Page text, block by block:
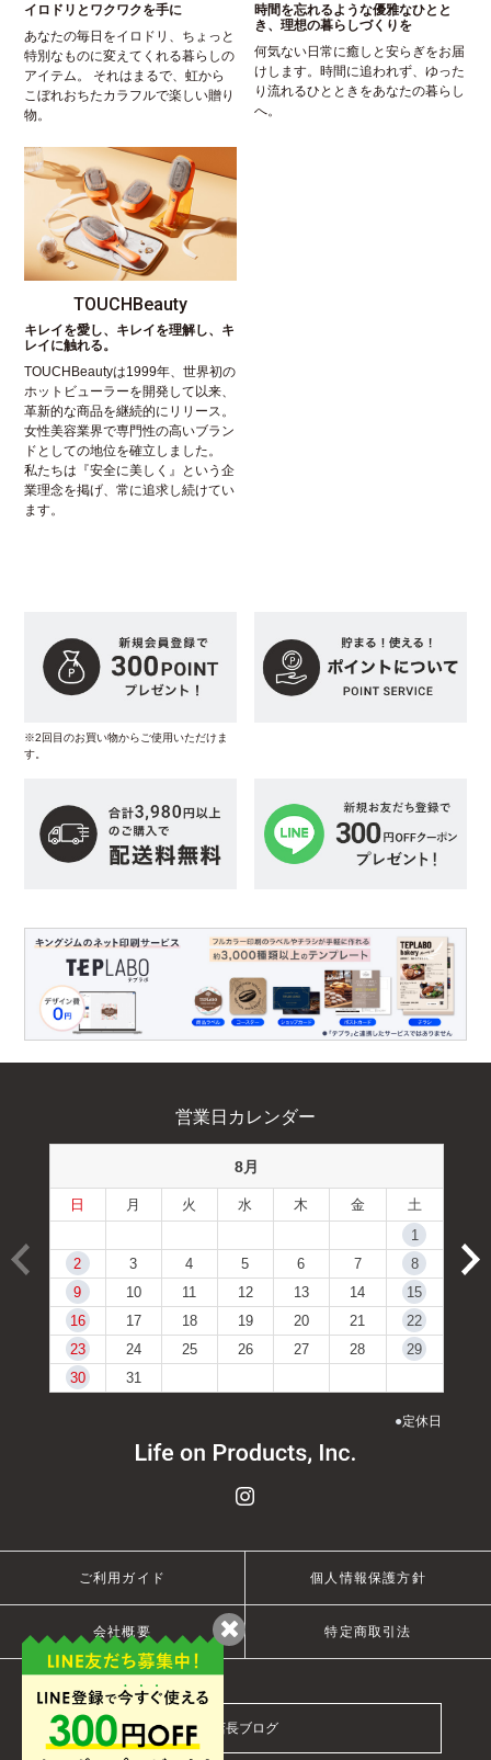
イロドリとワクワクを手に
あなたの毎日をイロドリ、ちょっと
特別なものに変えてくれる暮らしの
アイテム。 それはまるで、虹から
こぼれおちたカラフルで楽しい贈り
物。
時間を忘れるような優雅なひとと
き、理想の暮らしづくりを
何気ない日常に癒しと安らぎをお届
けします。時間に追われず、ゆった
り流れるひとときをあなたの暮らし
へ。
TOUCHBeauty
キレイを愛し、キレイを理解し、キ
レイに触れる。
TOUCHBeautyは1999年、世界初の
ホットビューラーを開発して以来、
革新的な商品を継続的にリリース。
女性美容業界で専門性の高いブラン
ドとしての地位を確立しました。
私たちは『安全に美しく』という企
業理念を掲げ、常に追求し続けてい
ます。
※2回目のお買い物からご使用いただけま
す。
営業日カレンダー
8月
日 月 火 水 木 金
土
1
2
3 4 5 6 7
8
9
10 11 12 13 14
15
16
17 18 19 20 21
22
23
24 25 26 27 28
29
30
31
●定休日
ご利用ガイド 個人情報保護方針
会社概要 特定商取引法
店長ブログ